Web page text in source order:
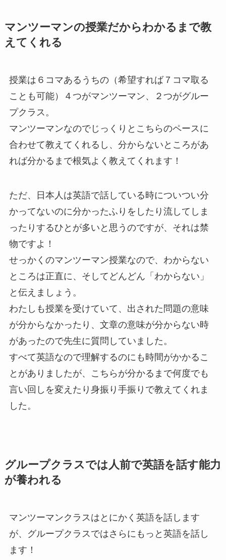
マンツーマンの授業だからわかるまで教
えてくれる
授業は６コマあるうちの（希望すれば７コマ取る
ことも可能）４つがマンツーマン、２つがグルー
プクラス。
マンツーマンなのでじっくりとこちらのペースに
合わせて教えてくれるし、分からないところがあ
れば分かるまで根気よく教えてくれます！
ただ、日本人は英語で話している時についつい分
かってないのに分かったふりをしたり流してしま
ったりするひとが多いと思うのですが、それは禁
物ですよ！
せっかくのマンツーマン授業なので、わからない
ところは正直に、そしてどんどん「わからない」
と伝えましょう。
わたしも授業を受けていて、出された問題の意味
が分からなかったり、文章の意味が分からない時
があったので先生に質問していました。
すべて英語なので理解するのにも時間がかかるこ
とがありましたが、こちらが分かるまで何度でも
言い回しを変えたり身振り手振りで教えてくれま
した。
グループクラスでは人前で英語を話す能力
が養われる
マンツーマンクラスはとにかく英語を話します
が、グループクラスではさらにもっと英語を話し
ます！